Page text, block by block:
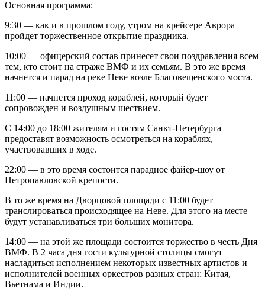
Основная программа:
9:30 — как и в прошлом году, утром на крейсере Аврора
пройдет торжественное открытие праздника.
10:00 — офицерский состав принесет свои поздравления всем
тем, кто стоит на страже ВМФ и их семьям. В это же время
начнется и парад на реке Неве возле Благовещенского моста.
11:00 — начнется проход кораблей, который будет
сопровожден и воздушным шествием.
С 14:00 до 18:00 жителям и гостям Санкт-Петербурга
предоставят возможность осмотреться на кораблях,
участвовавших в ходе.
22:00 — в это время состоится парадное файер-шоу от
Петропавловской крепости.
В то же время на Дворцовой площади с 11:00 будет
транслироваться происходящее на Неве. Для этого на месте
будут устанавливаться три больших монитора.
14:00 — на этой же площади состоится торжество в честь Дня
ВМФ. В 2 часа дня гости культурной столицы смогут
насладиться исполнением некоторых известных артистов и
исполнителей военных оркестров разных стран: Китая,
Вьетнама и Индии.